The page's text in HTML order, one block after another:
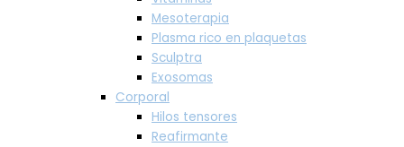
Mesoterapia
Plasma rico en plaquetas
Sculptra
Exosomas
Corporal
Hilos tensores
Reafirmante